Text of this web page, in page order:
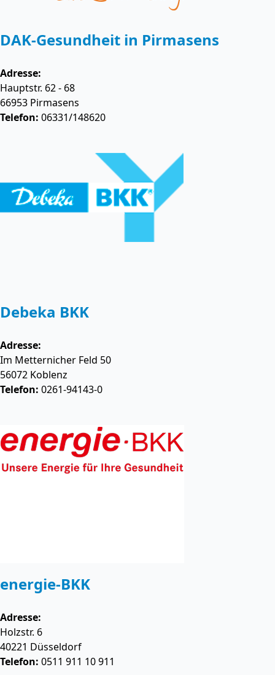
DAK-Gesundheit in Pirmasens
Adresse:
Hauptstr. 62 - 68
66953 Pirmasens
Telefon: 06331/148620
Debeka BKK
Adresse:
Im Metternicher Feld 50
56072 Koblenz
Telefon: 0261-94143-0
energie-BKK
Adresse:
Holzstr. 6
40221 Düsseldorf
Telefon: 0511 911 10 911